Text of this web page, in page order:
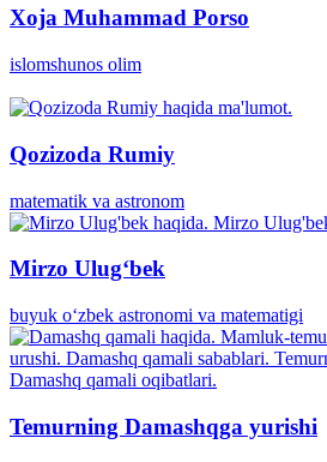
Xoja Muhammad Porso
islomshunos olim
Qozizoda Rumiy
matematik va astronom
Mirzo Ulugʻbek
buyuk o‘zbek astronomi va matematigi
Temurning Damashqga yurishi